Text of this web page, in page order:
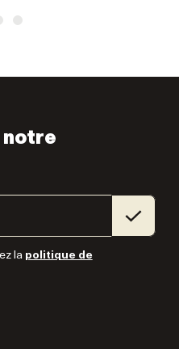
notre
la politique de